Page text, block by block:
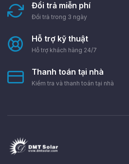
Đổi trả miễn phí
Đổi trả trong 3 ngày
Hỗ trợ kỹ thuật
Hỗ trợ khách hàng 24/7
Thanh toán tại nhà
Kiểm tra và thanh toán tại nhà